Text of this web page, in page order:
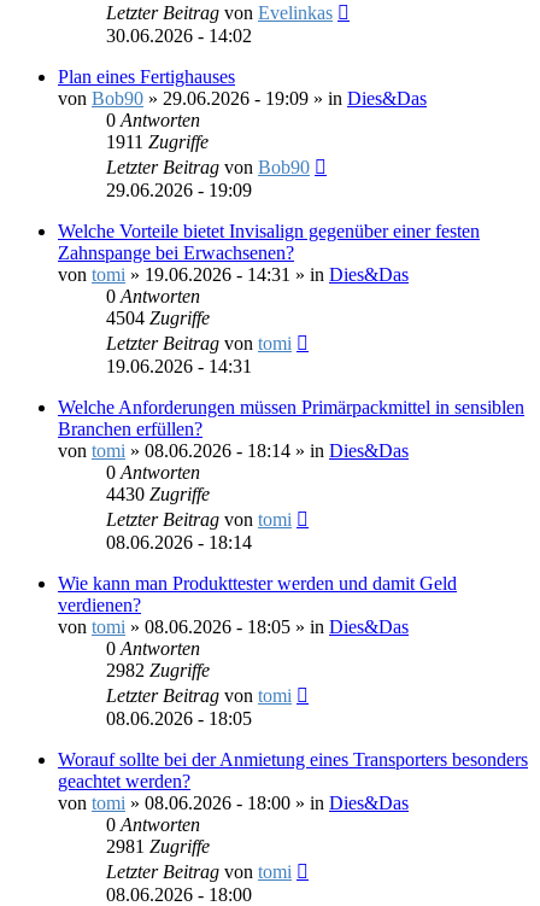
Letzter Beitrag von Evelinkas
30.06.2026 - 14:02
Plan eines Fertighauses
von Bob90 » 29.06.2026 - 19:09 » in Dies&Das
0 Antworten
1911 Zugriffe
Letzter Beitrag von Bob90
29.06.2026 - 19:09
Welche Vorteile bietet Invisalign gegenüber einer festen
Zahnspange bei Erwachsenen?
von tomi » 19.06.2026 - 14:31 » in Dies&Das
0 Antworten
4504 Zugriffe
Letzter Beitrag von tomi
19.06.2026 - 14:31
Welche Anforderungen müssen Primärpackmittel in sensiblen
Branchen erfüllen?
von tomi » 08.06.2026 - 18:14 » in Dies&Das
0 Antworten
4430 Zugriffe
Letzter Beitrag von tomi
08.06.2026 - 18:14
Wie kann man Produkttester werden und damit Geld
verdienen?
von tomi » 08.06.2026 - 18:05 » in Dies&Das
0 Antworten
2982 Zugriffe
Letzter Beitrag von tomi
08.06.2026 - 18:05
Worauf sollte bei der Anmietung eines Transporters besonders
geachtet werden?
von tomi » 08.06.2026 - 18:00 » in Dies&Das
0 Antworten
2981 Zugriffe
Letzter Beitrag von tomi
08.06.2026 - 18:00